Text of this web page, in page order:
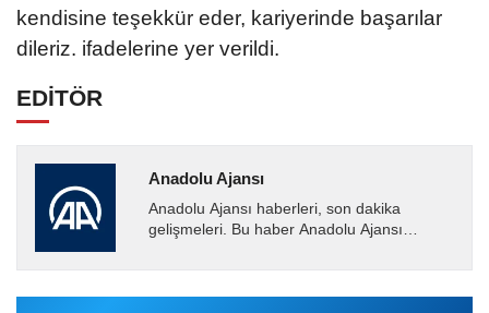
kendisine teşekkür eder, kariyerinde başarılar
dileriz. ifadelerine yer verildi.
EDİTÖR
Anadolu Ajansı
Anadolu Ajansı haberleri, son dakika
gelişmeleri. Bu haber Anadolu Ajansı
tarafından geçilen tüm...